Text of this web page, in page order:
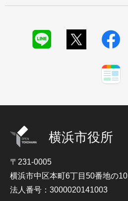
横浜市役所
〒231-0005
横浜市中区本町6丁目50番地の10
法人番号：3000020141003